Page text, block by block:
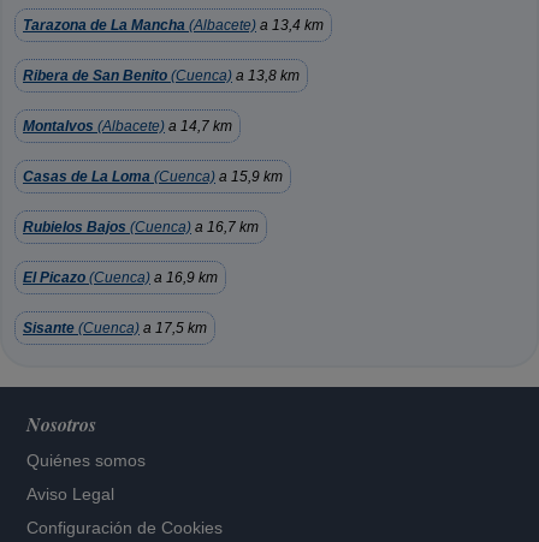
Tarazona de La Mancha (Albacete) a 13,4 km
Ribera de San Benito (Cuenca) a 13,8 km
Montalvos (Albacete) a 14,7 km
Casas de La Loma (Cuenca) a 15,9 km
Rubielos Bajos (Cuenca) a 16,7 km
El Picazo (Cuenca) a 16,9 km
Sisante (Cuenca) a 17,5 km
Nosotros
Quiénes somos
Aviso Legal
Configuración de Cookies